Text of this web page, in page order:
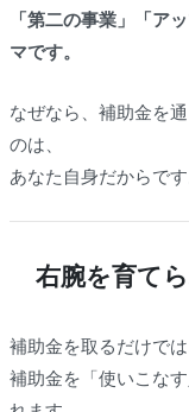
「第二の事業」「ア
マです。
なぜなら、補助金を
のは、
あなた自身だからです
右腕を育て
補助金を取るだけで
補助金を「使いこな